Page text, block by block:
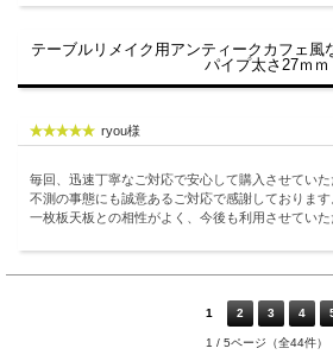
テーブルリメイク用アンティークカフェ風
パイプ太さ27ｍｍ
ryou様
毎回、迅速丁寧なご対応で安心して購入させていた
不測の事態にも誠意あるご対応で感謝しております
一枚板天板との相性がよく、今後も利用させていた
1 2 3 4
1 / 5ページ（全44件）